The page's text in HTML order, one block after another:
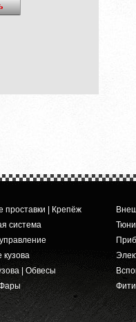
проставки | Крепёж
система
кузова
| Обвесы